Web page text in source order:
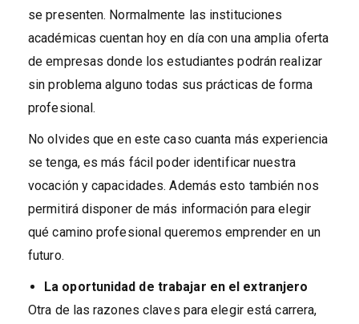
se presenten. Normalmente las instituciones
académicas cuentan hoy en día con una amplia oferta
de empresas donde los estudiantes podrán realizar
sin problema alguno todas sus prácticas de forma
profesional.
No olvides que en este caso cuanta más experiencia
se tenga, es más fácil poder identificar nuestra
vocación y capacidades. Además esto también nos
permitirá disponer de más información para elegir
qué camino profesional queremos emprender en un
futuro.
La oportunidad de trabajar en el extranjero
Otra de las razones claves para elegir está carrera,